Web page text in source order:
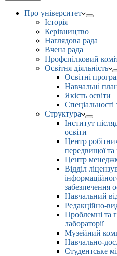
Про університет
Історія
Керівництво
Наглядова рада
Вчена рада
Профспілковий
Освітня діяльність
Освітні
Навчальні
Якість освіти
Структура
Інститут
освіти
Центр
передвищої та
Центр
Відділ
забезпечення
Навчальний
Редакційно-
Проблемні та
лабораторії
Музейний
Навчально-
Студентське